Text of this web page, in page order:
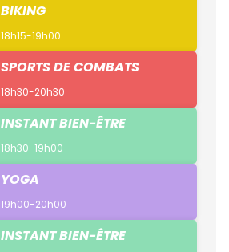
BIKING
18h15-19h00
SPORTS DE COMBATS
18h30-20h30
INSTANT BIEN-ÊTRE
18h30-19h00
YOGA
19h00-20h00
INSTANT BIEN-ÊTRE